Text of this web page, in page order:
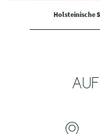
Holsteinische